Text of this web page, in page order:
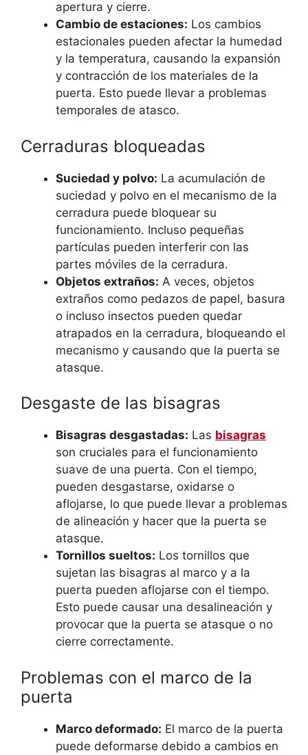
apertura y cierre.
Cambio de estaciones: Los cambios
estacionales pueden afectar la humedad
y la temperatura, causando la expansión
y contracción de los materiales de la
puerta. Esto puede llevar a problemas
temporales de atasco.
Cerraduras bloqueadas
Suciedad y polvo: La acumulación de
suciedad y polvo en el mecanismo de la
cerradura puede bloquear su
funcionamiento. Incluso pequeñas
partículas pueden interferir con las
partes móviles de la cerradura.
Objetos extraños: A veces, objetos
extraños como pedazos de papel, basura
o incluso insectos pueden quedar
atrapados en la cerradura, bloqueando el
mecanismo y causando que la puerta se
atasque.
Desgaste de las bisagras
Bisagras desgastadas: Las bisagras
son cruciales para el funcionamiento
suave de una puerta. Con el tiempo,
pueden desgastarse, oxidarse o
aflojarse, lo que puede llevar a problemas
de alineación y hacer que la puerta se
atasque.
Tornillos sueltos: Los tornillos que
sujetan las bisagras al marco y a la
puerta pueden aflojarse con el tiempo.
Esto puede causar una desalineación y
provocar que la puerta se atasque o no
cierre correctamente.
Problemas con el marco de la
puerta
Marco deformado: El marco de la puerta
puede deformarse debido a cambios en